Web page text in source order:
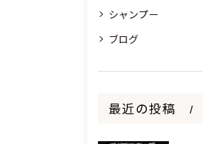
シャンプー
ブログ
最近の投稿